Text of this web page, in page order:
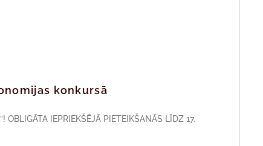
konkursā
IEPRIEKŠĒJĀ PIETEIKŠANĀS LĪDZ 17.